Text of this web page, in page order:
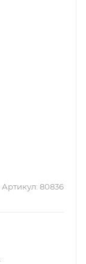
Артикул: 80836